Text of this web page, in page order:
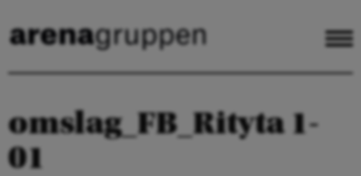
omslag_FB_Rityta 1-
01